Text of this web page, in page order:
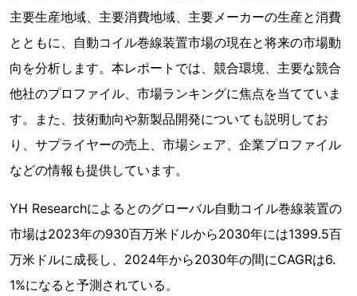
主要生産地域、主要消費地域、主要メーカーの生産と消費
とともに、自動コイル巻線装置市場の現在と将来の市場動
向を分析します。本レポートでは、競合環境、主要な競合
他社のプロファイル、市場ランキングに焦点を当てていま
す。また、技術動向や新製品開発についても説明してお
り、サプライヤーの売上、市場シェア、企業プロファイル
などの情報も提供しています。
YH Researchによるとのグローバル自動コイル巻線装置の
市場は2023年の930百万米ドルから2030年には1399.5百
万米ドルに成長し、2024年から2030年の間にCAGRは6.
1%になると予測されている。